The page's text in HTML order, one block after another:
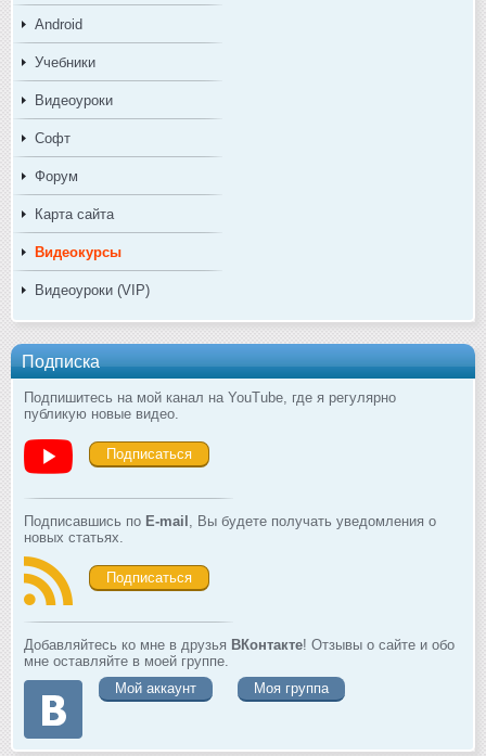
Android
Учебники
Видеоуроки
Софт
Форум
Карта сайта
Видеокурсы
Видеоуроки (VIP)
Подписка
Подпишитесь на мой канал на YouTube, где я регулярно
публикую новые видео.
Подписаться
Подписавшись по E-mail
, Вы будете получать уведомления о
новых статьях.
Подписаться
Добавляйтесь ко мне в друзья ВКонтакте! Отзывы о сайте и обо
мне оставляйте в моей группе.
Мой аккаунт
Моя группа